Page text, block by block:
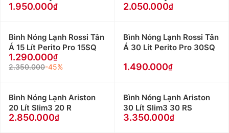
1.950.000 2.050.000
Bình Nóng Lạnh Rossi Tân
Á 15 Lít Perito Pro 15SQ
1.290.000
2.350.000-45%
Bình Nóng Lạnh Rossi Tân
Á 30 Lít Perito Pro 30SQ
1.490.000
Bình Nóng Lạnh Ariston
20 Lít Slim3 20 R
2.850.000
Bình Nóng Lạnh Ariston
30 Lít Slim3 30 RS
3.350.000